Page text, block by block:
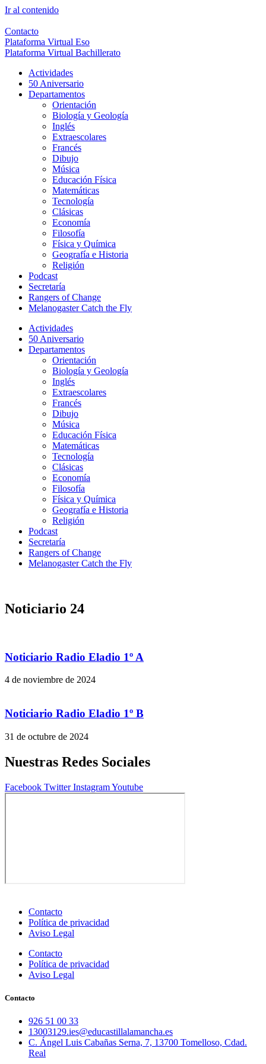
Ir al contenido
Contacto
Plataforma Virtual Eso
Plataforma Virtual Bachillerato
Actividades
50 Aniversario
Departamentos
Orientación
Biología y Geología
Inglés
Extraescolares
Francés
Dibujo
Música
Educación Física
Matemáticas
Tecnología
Clásicas
Economía
Filosofía
Física y Química
Geografía e Historia
Religión
Podcast
Secretaría
Rangers of Change
Melanogaster Catch the Fly
Actividades
50 Aniversario
Departamentos
Orientación
Biología y Geología
Inglés
Extraescolares
Francés
Dibujo
Música
Educación Física
Matemáticas
Tecnología
Clásicas
Economía
Filosofía
Física y Química
Geografía e Historia
Religión
Podcast
Secretaría
Rangers of Change
Melanogaster Catch the Fly
Noticiario 24
Noticiario Radio Eladio 1º A
4 de noviembre de 2024
Noticiario Radio Eladio 1º B
31 de octubre de 2024
Nuestras Redes Sociales
Facebook Twitter InstagramYoutube
Contacto
Política de privacidad
Aviso Legal
Contacto
Política de privacidad
Aviso Legal
Contacto
926 51 00 33
13003129.ies@educastillalamancha.es
C. Ángel Luis Cabañas Serna, 7, 13700 Tomelloso, Cdad.
Real